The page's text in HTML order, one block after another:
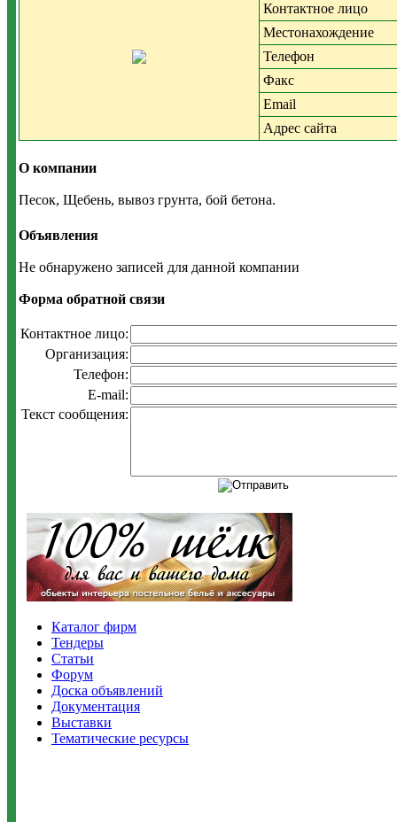
Контактное лицо
Местонахождение
Телефон
Факс
Email
Адрес сайта
О компании
Песок, Щебень, вывоз грунта, бой бетона.
Объявления
Не обнаружено записей для данной компании
Форма обратной связи
Контактное лицо:
Организация:
Телефон:
E-mail:
Текст сообщения:
Каталог фирм
Тендеры
Статьи
Форум
Доска объявлений
Документация
Выставки
Тематические ресурсы